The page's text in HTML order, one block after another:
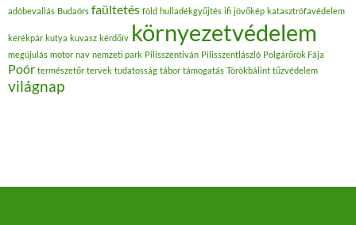
adóbevallás Budaörs faültetés föld hulladékgyűjtés ifi jövőkép katasztrófavédelem
kerékpár kutya kuvasz kérdőív környezetvédelem
megújulás motor nav nemzeti park Pilisszentiván Pilisszentlászló Polgárőrök Fája
Poór természetőr tervek tudatosság tábor támogatás Törökbálint tűzvédelem
világnap